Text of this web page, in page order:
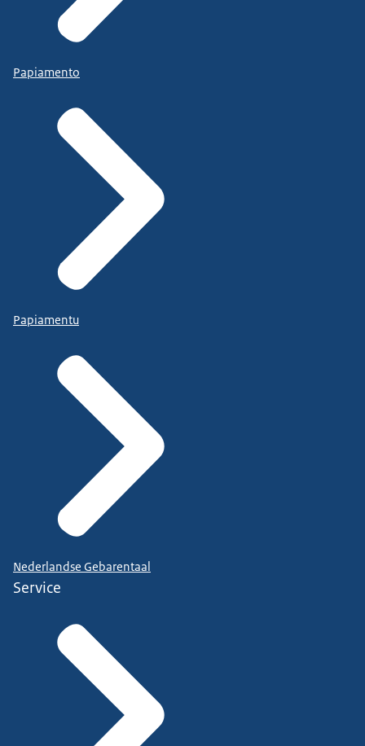
Papiamento
Papiamentu
Nederlandse Gebarentaal
Service